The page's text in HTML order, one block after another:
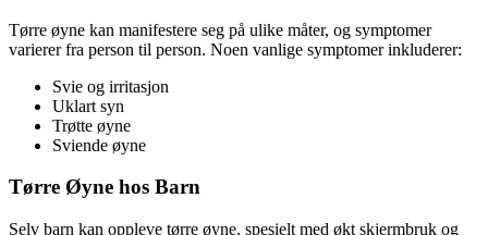
Tørre øyne kan manifestere seg på ulike måter, og symptomer
varierer fra person til person. Noen vanlige symptomer inkluderer:
Svie og irritasjon
Uklart syn
Trøtte øyne
Sviende øyne
Tørre Øyne hos Barn
Selv barn kan oppleve tørre øyne, spesielt med økt skjermbruk og